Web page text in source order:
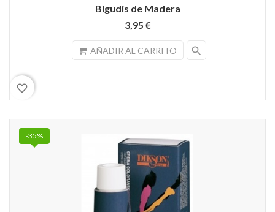
Bigudis de Madera
3,95 €
AÑADIR AL CARRITO search
favorite_border
-35%